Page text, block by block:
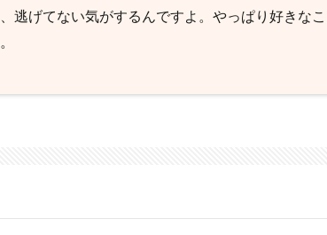
逃げてない気がするんですよ。やっぱり好きなこ